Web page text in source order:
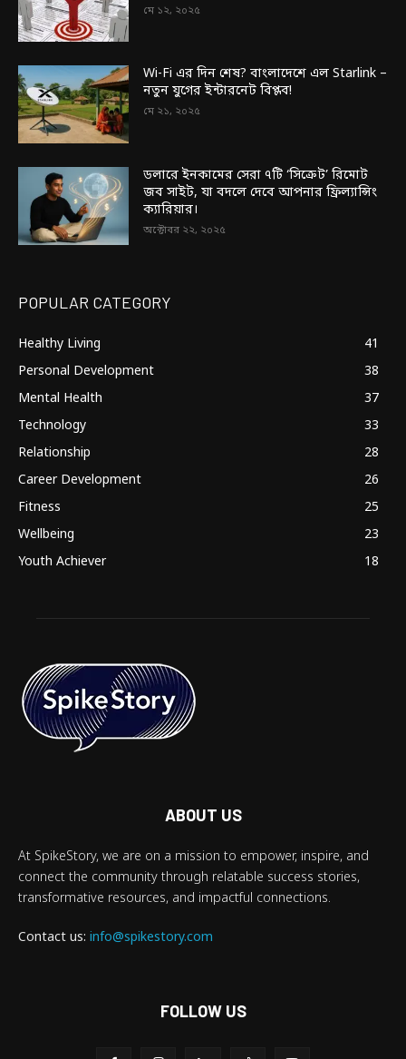
মে ১২, ২০২৫
Wi-Fi এর দিন শেষ? বাংলাদেশে এল Starlink –
নতুন যুগের ইন্টারনেট বিপ্লব!
মে ২১, ২০২৫
ডলারে ইনকামের সেরা ৭টি ‘সিক্রেট’ রিমোট
জব সাইট, যা বদলে দেবে আপনার ফ্রিল্যান্সিং
ক্যারিয়ার।
অক্টোবর ২২, ২০২৫
POPULAR CATEGORY
Healthy Living
41
Personal Development
38
Mental Health
37
Technology
33
Relationship
28
Career Development
26
Fitness
25
Wellbeing
23
Youth Achiever
18
ABOUT US
At SpikeStory, we are on a mission to empower, inspire, and
connect the community through relatable success stories,
transformative resources, and impactful connections.
Contact us: info@spikestory.com
FOLLOW US